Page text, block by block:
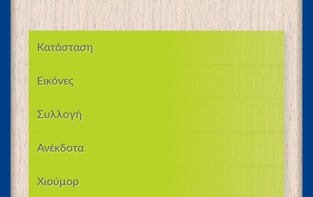
Κατάσταση
Εικόνες
Συλλογή
Ανέκδοτα
Χιούμορ